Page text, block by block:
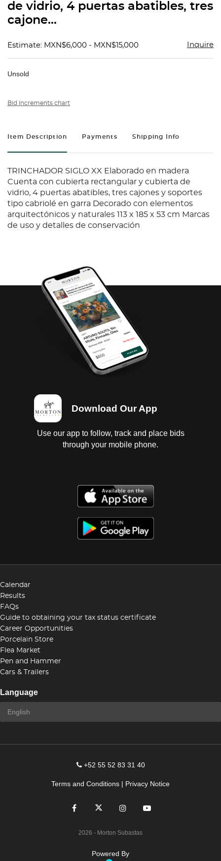
de vidrio, 4 puertas abatibles, tres
cajone...
Estimate: MXN$6,000 - MXN$15,000 Inquire
Unsold
Bid increments chart
Item Description Payments Shipping Info
TRINCHADOR SIGLO XX Elaborado en madera
Cuenta con cubierta rectangular y cubierta de
vidrio, 4 puertas abatibles, tres cajones y soportes
tipo cabriolé en garra Decorado con elementos
arquitectónicos y naturales 113 x 185 x 53 cm Marcas
de uso y detalles de conservación
Download Our App
Use our app to follow, track and place bids
through your mobile phone.
Calendar
Results
FAQs
Guide to obtaining your tax status certificate
Career Opportunities
Porcelain Store
Flea Market
Pen and Hammer
Cars & Trailers
Language
+52 55 52 83 31 40
Terms and Conditions | Privacy Notice
2026 - Morton Subastas
Powered By